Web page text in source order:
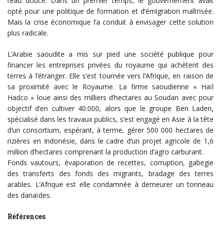
opté pour une politique de formation et d’émigration maîtrisée.
Mais la crise économique l’a conduit à envisager cette solution
plus radicale.
L’Arabie saoudite a mis sur pied une société publique pour
financer les entreprises privées du royaume qui achètent des
terres à l’étranger. Elle s’est tournée vers l’Afrique, en raison de
sa proximité avec le Royaume. La firme saoudienne « Haïl
Hadco » loue ainsi des milliers d’hectares au Soudan avec pour
objectif d’en cultiver 40.000, alors que le groupe Ben Laden,
spécialisé dans les travaux publics, s’est engagé en Asie à la tête
d’un consortium, espérant, à terme, gérer 500 000 hectares de
rizières en Indonésie, dans le cadre d’un projet agricole de 1,6
million d’hectares comprenant la production d’agro carburant.
Fonds vautours, évaporation de recettes, corruption, gabegie
des transferts des fonds des migrants, bradage des terres
arables. L’Afrique est elle condamnée à demeurer un tonneau
des danaïdes.
Références